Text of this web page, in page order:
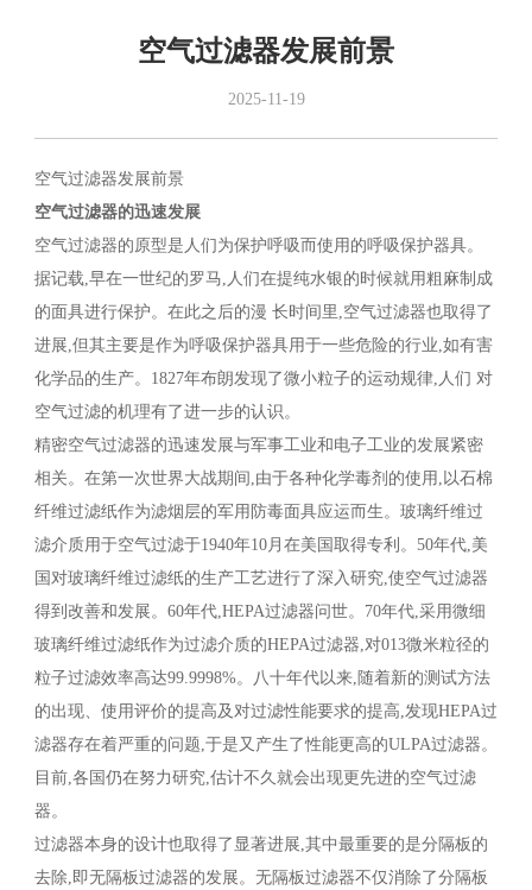
空气过滤器发展前景
2025-11-19
空气过滤器发展前景
空气过滤器的迅速发展
空气过滤器的原型是人们为保护呼吸而使用的呼吸保护器具。
据记载,早在一世纪的罗马,人们在提纯水银的时候就用粗麻制成
的面具进行保护。在此之后的漫 长时间里,空气过滤器也取得了
进展,但其主要是作为呼吸保护器具用于一些危险的行业,如有害
化学品的生产。1827年布朗发现了微小粒子的运动规律,人们 对
空气过滤的机理有了进一步的认识。
精密空气过滤器的迅速发展与军事工业和电子工业的发展紧密
相关。在第一次世界大战期间,由于各种化学毒剂的使用,以石棉
纤维过滤纸作为滤烟层的军用防毒面具应运而生。玻璃纤维过
滤介质用于空气过滤于1940年10月在美国取得专利。50年代,美
国对玻璃纤维过滤纸的生产工艺进行了深入研究,使空气过滤器
得到改善和发展。60年代,HEPA过滤器问世。70年代,采用微细
玻璃纤维过滤纸作为过滤介质的HEPA过滤器,对013微米粒径的
粒子过滤效率高达99.9998%。八十年代以来,随着新的测试方法
的出现、使用评价的提高及对过滤性能要求的提高,发现HEPA过
滤器存在着严重的问题,于是又产生了性能更高的ULPA过滤器。
目前,各国仍在努力研究,估计不久就会出现更先进的空气过滤
器。
过滤器本身的设计也取得了显著进展,其中最重要的是分隔板的
去除,即无隔板过滤器的发展。无隔板过滤器不仅消除了分隔板